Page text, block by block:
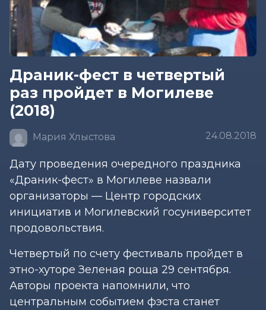
Драник-фест в четвертый
раз пройдет в Могилеве
(2018)
Мария Хлыстова 24.08.2018
Дату проведения очередного праздника
«Драник-фест» в Могилеве назвали
организаторы — Центр городских
инициатив и Могилевский госуниверситет
продовольствия.
Четвертый по счету фестиваль пройдет в
этно-хуторе Зеленая роща 29 сентября.
Авторы проекта напомнили, что
центральным событием фэста станет